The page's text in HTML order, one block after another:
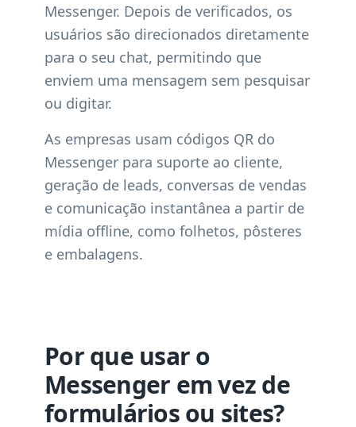
Messenger. Depois de verificados, os
usuários são direcionados diretamente
para o seu chat, permitindo que
enviem uma mensagem sem pesquisar
ou digitar.
As empresas usam códigos QR do
Messenger para suporte ao cliente,
geração de leads, conversas de vendas
e comunicação instantânea a partir de
mídia offline, como folhetos, pôsteres
e embalagens.
Por que usar o
Messenger em vez de
formulários ou sites?